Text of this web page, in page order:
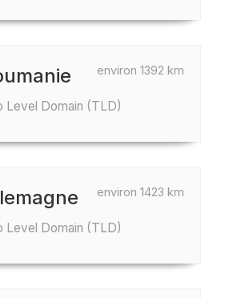
environ 1392 km
Level Domain (TLD)
environ 1423 km
Level Domain (TLD)